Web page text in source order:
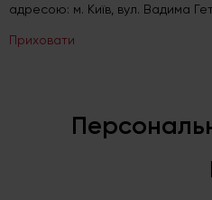
адресою: м. Київ, вул. Вадима
Приховати